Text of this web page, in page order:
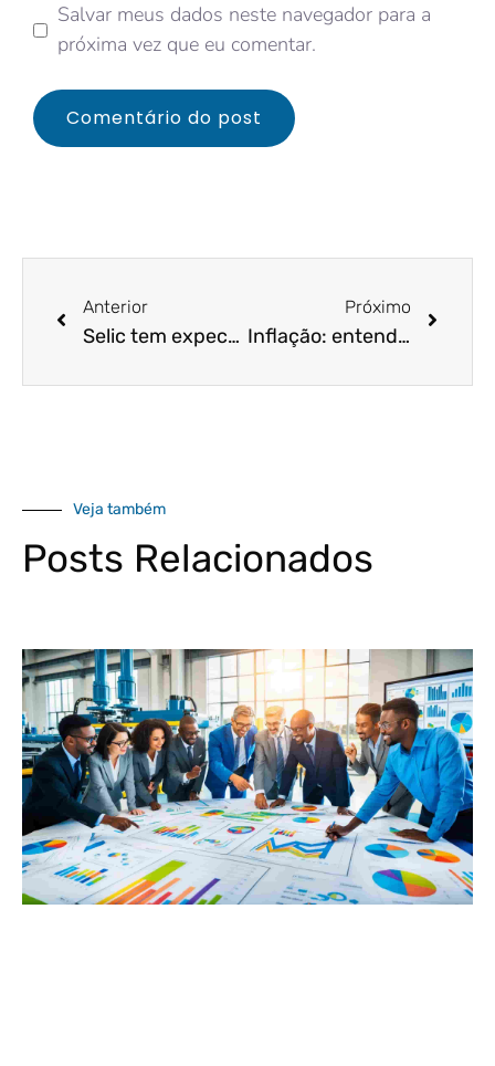
Salvar meus dados neste navegador para a
próxima vez que eu comentar.
Anterior
Selic tem expectativa para encerrar o ano em 3,75%, entenda o impacto!
Próximo
Inflação: entenda como está o comportamento dos índices e proteja seu negócio!
Veja também
Posts Relacionados